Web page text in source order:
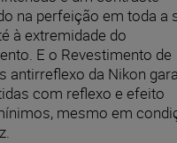
na perfeição em toda a
à extremidade do
E o Revestimento de
antirreflexo da Nikon
com reflexo e efeito
mesmo em